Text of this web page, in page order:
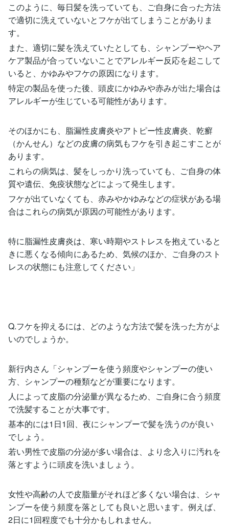
このように、毎日髪を洗っていても、ご自身に合った方法
で適切に洗えていないとフケが出てしまうことがありま
す。
また、適切に髪を洗えていたとしても、シャンプーやヘア
ケア製品が合っていないことでアレルギー反応を起こして
いると、かゆみやフケの原因になります。
特定の製品を使った後、頭皮にかゆみや赤みが出た場合は
アレルギーが生じている可能性があります。
そのほかにも、脂漏性皮膚炎やアトピー性皮膚炎、乾癬
（かんせん）などの皮膚の病気もフケを引き起こすことが
あります。
これらの病気は、髪をしっかり洗っていても、ご自身の体
質や遺伝、免疫状態などによって発生します。
フケが出ていなくても、赤みやかゆみなどの症状がある場
合はこれらの病気が原因の可能性があります。
特に脂漏性皮膚炎は、寒い時期やストレスを抱えていると
きに悪くなる傾向にあるため、気候のほか、ご自身のスト
レスの状態にも注意してください」
Q.フケを抑えるには、どのような方法で髪を洗った方がよ
いのでしょうか。
新行内さん「シャンプーを使う頻度やシャンプーの使い
方、シャンプーの種類などが重要になります。
人によって皮脂の分泌量が異なるため、ご自身に合う頻度
で洗髪することが大事です。
基本的には1日1回、夜にシャンプーで髪を洗うのが良い
でしょう。
若い男性で皮脂の分泌が多い場合は、より念入りに汚れを
落とすように頭皮を洗いましょう。
女性や高齢の人で皮脂量がそれほど多くない場合は、シャ
ンプーを使う頻度を落としても良いと思います。例えば、
2日に1回程度でも十分かもしれません。